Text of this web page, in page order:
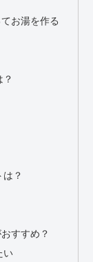
お湯を作る
？
すすめ？
い